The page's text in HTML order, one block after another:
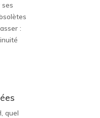
:
quel